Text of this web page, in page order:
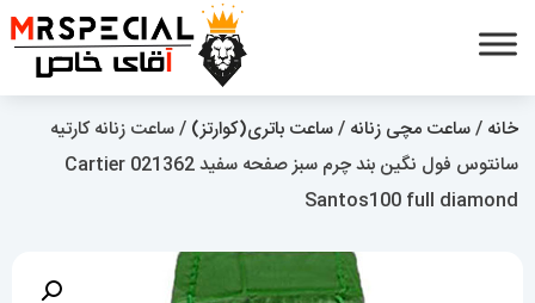
خانه /ساعت مچی زنانه /ساعت باتری(کوارتز) / ساعت زنانه کارتیه
سانتوس فول نگین بند چرم سبز صفحه سفید 021362 Cartier
Santos100 full diamond